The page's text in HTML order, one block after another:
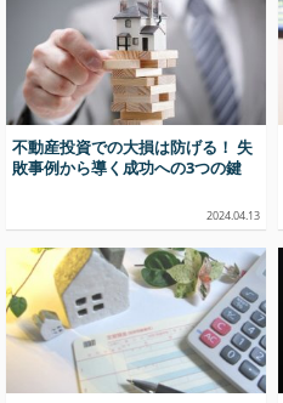
不動産投資での大損は防げる！ 失
敗事例から導く成功への3つの鍵
2024.04.13